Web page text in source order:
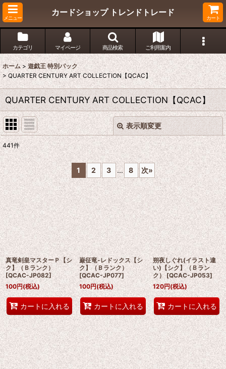
メニュー
カードショップ トレンドトレード
カート
カテゴリ マイページ 商品検索 ご利用案内
ホーム > 遊戯王 特別パック
> QUARTER CENTURY ART COLLECTION【QCAC】
QUARTER CENTURY ART COLLECTION【QCAC】
表示順変更
表示数:
在庫あり
並び順:
絞り込む
閉じる
441件
1 2 3 ... 8 次»
真竜剣皇マスターＰ【シ
ク】（Ｂランク）
[QCAC-JP082]
100円(税込)
カートに入れる
巌征竜-レドックス【シ
ク】（Ｂランク）
[QCAC-JP077]
100円(税込)
カートに入れる
朔夜しぐれ(イラスト違
い)【シク】（Ｂラン
ク） [QCAC-JP053]
120円(税込)
カートに入れる